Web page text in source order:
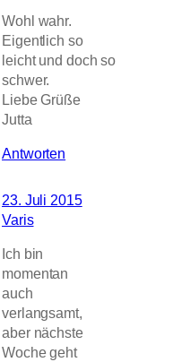
Wohl wahr.
Eigentlich so
leicht und doch so
schwer.
Liebe Grüße
Jutta
Antworten
23. Juli 2015
Varis
Ich bin
momentan
auch
verlangsamt,
aber nächste
Woche geht